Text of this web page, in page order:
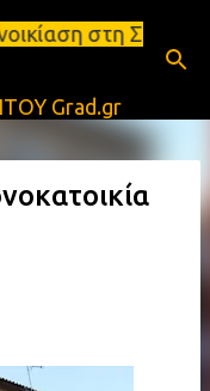
Ενοικιάσεις
Grad.gr